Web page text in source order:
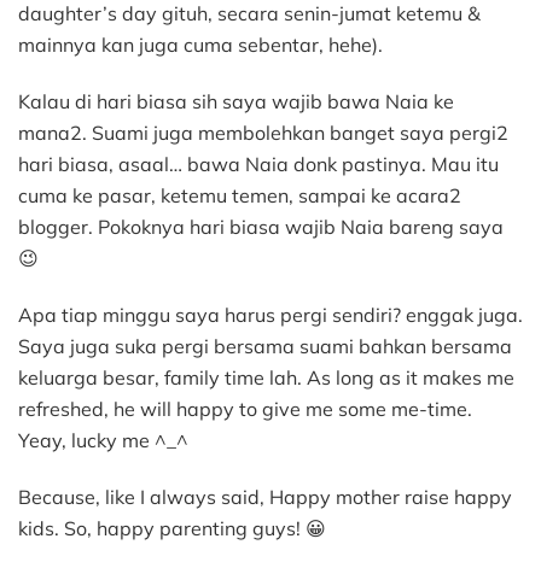
daughter’s day gituh, secara senin-jumat ketemu &
mainnya kan juga cuma sebentar, hehe).
Kalau di hari biasa sih saya wajib bawa Naia ke
mana2. Suami juga membolehkan banget saya pergi2
hari biasa, asaal… bawa Naia donk pastinya. Mau itu
cuma ke pasar, ketemu temen, sampai ke acara2
blogger. Pokoknya hari biasa wajib Naia bareng saya
😉
Apa tiap minggu saya harus pergi sendiri? enggak juga.
Saya juga suka pergi bersama suami bahkan bersama
keluarga besar, family time lah. As long as it makes me
refreshed, he will happy to give me some me-time.
Yeay, lucky me ^_^
Because, like I always said, Happy mother raise happy
kids. So, happy parenting guys! 😀